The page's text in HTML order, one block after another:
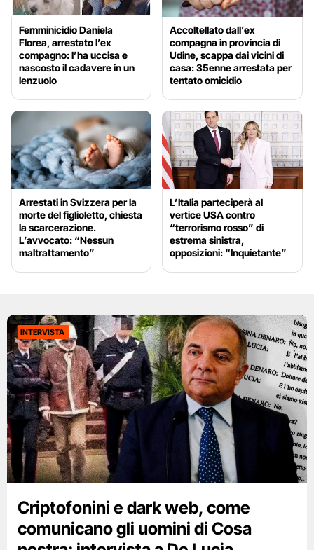
Femminicidio Daniela
Florea, arrestato l’ex
compagno: l’ha uccisa e
nascosto il cadavere in un
lenzuolo
Accoltellato dall’ex
compagna in provincia di
Udine, scappa dai vicini di
casa: 35enne arrestata per
tentato omicidio
Arrestati in Svizzera per la
morte del figlioletto, chiesta
la scarcerazione.
L’avvocato: “Nessun
maltrattamento”
L’Italia parteciperà al
vertice USA contro
“terrorismo rosso” di
estrema sinistra,
opposizioni: “Inquietante”
INTERVISTA
Criptofonini e dark web, come
comunicano gli uomini di Cosa